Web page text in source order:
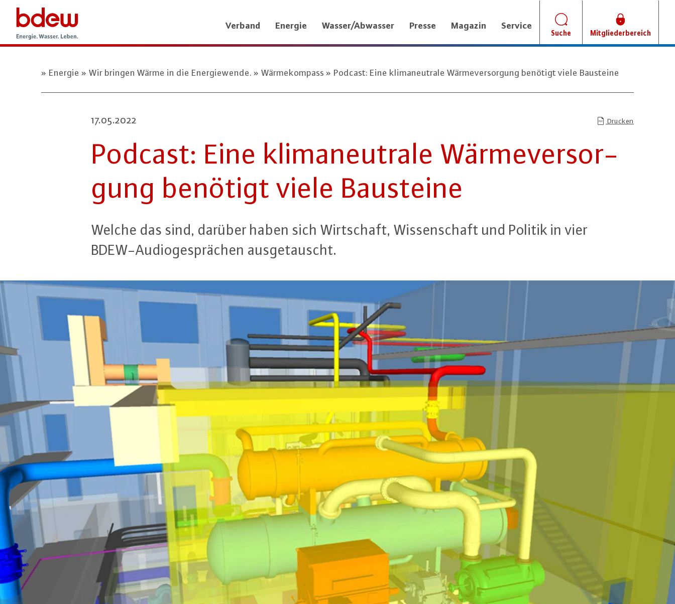
Verband Energie Wasser/Abwasser Presse Magazin Service
Suche Mitgliederbereich
Energie Wir bringen Wärme in die Energiewende. Wärmekompass Podcast: Eine klimaneutrale Wärmeversorgung benötigt viele Bausteine
17.05.2022 Drucken
Podcast: Eine kli­ma­neu­tra­le Wär­me­ver­sor­
gung benötigt viele Bausteine
Welche das sind, darüber haben sich Wirt­schaft, Wis­sen­schaft und Politik in vier
BDEW-Au­dio­ge­sprä­chen aus­ge­tauscht.